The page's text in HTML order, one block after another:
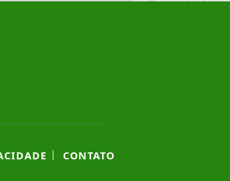
| CONTATO